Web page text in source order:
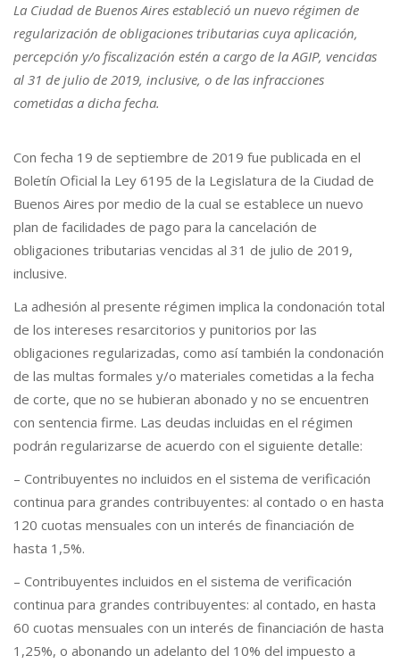
La Ciudad de Buenos Aires estableció un nuevo régimen de
regularización de obligaciones tributarias cuya aplicación,
percepción y/o fiscalización estén a cargo de la AGIP, vencidas
al 31 de julio de 2019, inclusive, o de las infracciones
cometidas a dicha fecha.
Con fecha 19 de septiembre de 2019 fue publicada en el
Boletín Oficial la Ley 6195 de la Legislatura de la Ciudad de
Buenos Aires por medio de la cual se establece un nuevo
plan de facilidades de pago para la cancelación de
obligaciones tributarias vencidas al 31 de julio de 2019,
inclusive.
La adhesión al presente régimen implica la condonación total
de los intereses resarcitorios y punitorios por las
obligaciones regularizadas, como así también la condonación
de las multas formales y/o materiales cometidas a la fecha
de corte, que no se hubieran abonado y no se encuentren
con sentencia firme. Las deudas incluidas en el régimen
podrán regularizarse de acuerdo con el siguiente detalle:
– Contribuyentes no incluidos en el sistema de verificación
continua para grandes contribuyentes: al contado o en hasta
120 cuotas mensuales con un interés de financiación de
hasta 1,5%.
– Contribuyentes incluidos en el sistema de verificación
continua para grandes contribuyentes: al contado, en hasta
60 cuotas mensuales con un interés de financiación de hasta
1,25%, o abonando un adelanto del 10% del impuesto a